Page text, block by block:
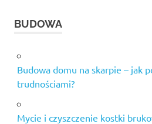
BUDOWA
Budowa domu na skarpie – jak
trudnościami?
Mycie i czyszczenie kostki